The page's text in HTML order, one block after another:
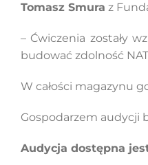
Tomasz Smura z
– Ćwiczenia zostały
budować zdolność
W całości magazynu
Gospodarzem audycji
Audycja dostępna